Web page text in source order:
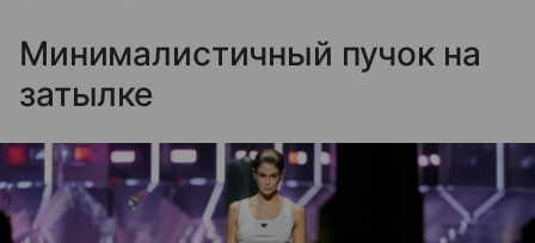
Минималистичный пучок на
затылке